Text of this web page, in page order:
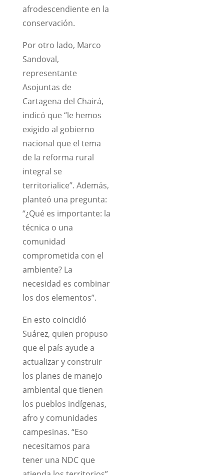
afrodescendiente en la
conservación.
Por otro lado, Marco
Sandoval,
representante
Asojuntas de
Cartagena del Chairá,
indicó que “le hemos
exigido al gobierno
nacional que el tema
de la reforma rural
integral se
territorialice”. Además,
planteó una pregunta:
“¿Qué es importante: la
técnica o una
comunidad
comprometida con el
ambiente? La
necesidad es combinar
los dos elementos”.
En esto coincidió
Suárez, quien propuso
que el país ayude a
actualizar y construir
los planes de manejo
ambiental que tienen
los pueblos indígenas,
afro y comunidades
campesinas. “Eso
necesitamos para
tener una NDC que